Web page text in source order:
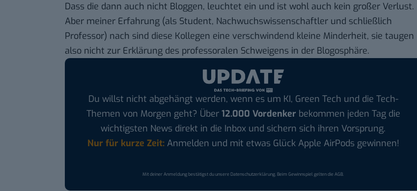
Dass die dann auch nicht Bloggen, leuchtet ein und ist wohl auch kein großer Verlust.
Aber meiner Erfahrung (als Student, Nachwuchswissenschaftler und schließlich
Professor) nach sind diese Kollegen eine verschwindend kleine Minderheit, sie taugen
also nicht zur Erklärung des professoralen Schweigens in der Blogosphäre.
Du willst nicht abgehängt werden, wenn es um KI, Green Tech und die Tech-
Themen von Morgen geht? Über 12.000 Vordenker bekommen jeden Tag die
wichtigsten News direkt in die Inbox und sichern sich ihren Vorsprung.
Nur für kurze Zeit: Anmelden und mit etwas Glück Apple AirPods gewinnen!
Mit deiner Anmeldung bestätigst du unsereDatenschutzerklärung. Beim Gewinnspiel gelten dieAGB.